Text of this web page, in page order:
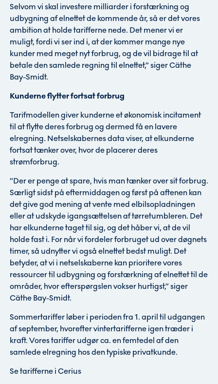
Selvom vi skal investere milliarder i forstærkning og
udbygning af elnettet de kommende år, så er det vores
ambition at holde tarifferne nede. Det mener vi er
muligt, fordi vi ser ind i, at der kommer mange nye
kunder med meget nyt forbrug, og de vil bidrage til at
betale den samlede regning til elnettet,” siger Cäthe
Bay-Smidt.
Kunderne flytter fortsat forbrug
Tarifmodellen giver kunderne et økonomisk incitament
til at flytte deres forbrug og dermed få en lavere
elregning. Netselskabernes data viser, at elkunderne
fortsat tænker over, hvor de placerer deres
strømforbrug.
”Der er penge at spare, hvis man tænker over sit forbrug.
Særligt sidst på eftermiddagen og først på aftenen kan
det give god mening at vente med elbilsopladningen
eller at udskyde igangsættelsen af tørretumbleren. Det
har elkunderne taget til sig, og det håber vi, at de vil
holde fast i. For når vi fordeler forbruget ud over døgnets
timer, så udnytter vi også elnettet bedst muligt. Det
betyder, at vi i netselskaberne kan prioritere vores
ressourcer til udbygning og forstærkning af elnettet til de
områder, hvor efterspørgslen vokser hurtigst,” siger
Cäthe Bay-Smidt.
Sommertariffer løber i perioden fra 1. april til udgangen
af september, hvorefter vintertarifferne igen træder i
kraft. Vores tariffer udgør ca. en femtedel af den
samlede elregning hos den typiske privatkunde.
Setarifferne i Cerius